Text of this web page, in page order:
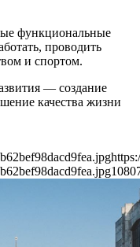
функциональные
проводить
и спортом.
— создание
качества жизни
1080